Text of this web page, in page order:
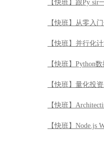
【快班】
【快班】Node.js
【快班】漫步华
【快班】目标检
【快班】Cloudera
【快班】【强化
【快班】